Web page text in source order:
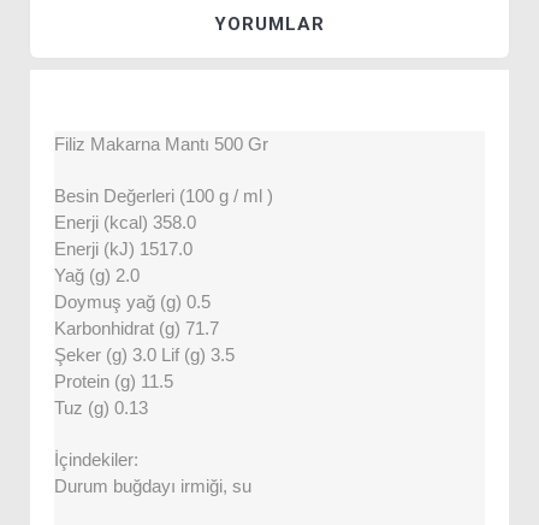
YORUMLAR
Filiz Makarna Mantı 500 Gr
Besin Değerleri (100 g / ml )
Enerji (kcal) 358.0
Enerji (kJ) 1517.0
Yağ (g) 2.0
Doymuş yağ (g) 0.5
Karbonhidrat (g) 71.7
Şeker (g) 3.0 Lif (g) 3.5
Protein (g) 11.5
Tuz (g) 0.13
İçindekiler:
Durum buğdayı irmiği, su